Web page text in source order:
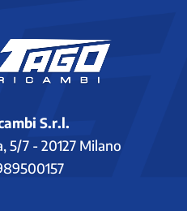
S.r.l.
5/7 - 20127 Milano